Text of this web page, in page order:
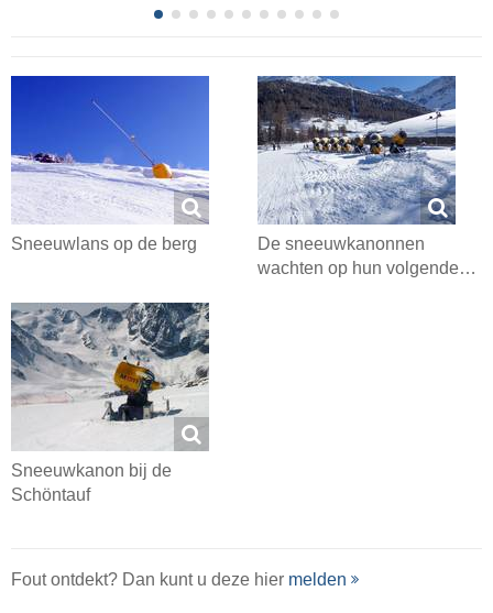
Sneeuwlans op de berg
De sneeuwkanonnen
wachten op hun volgende…
Sneeuwkanon bij de
Schöntauf
Fout ontdekt? Dan kunt u deze hier melden